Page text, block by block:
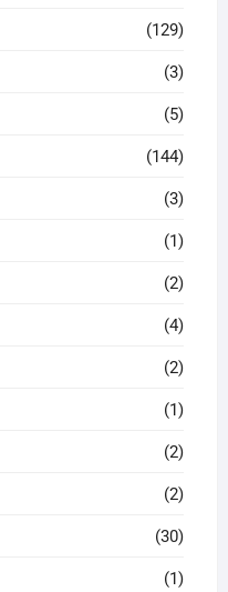
(129)
(3)
(5)
(144)
(3)
(1)
(2)
(4)
(2)
(1)
(2)
(2)
(30)
(1)